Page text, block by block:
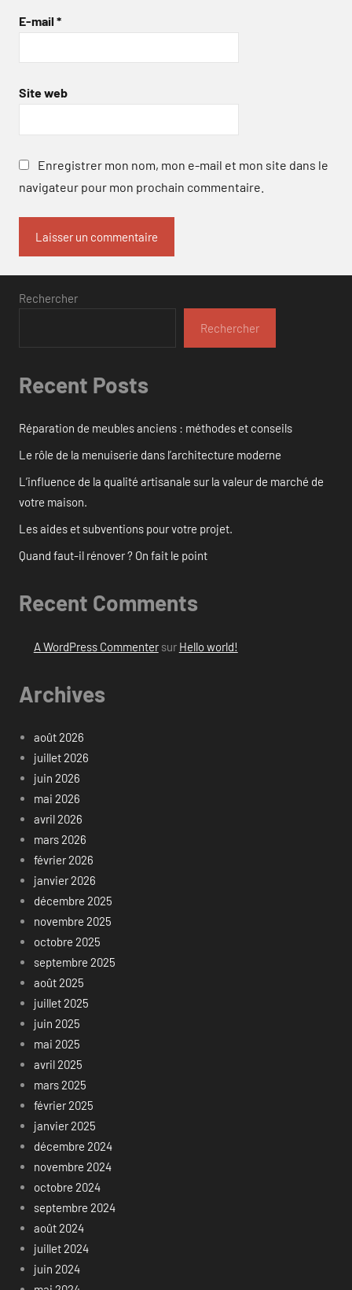
E-mail *
Site web
Enregistrer mon nom, mon e-mail et mon site dans le
navigateur pour mon prochain commentaire.
Rechercher
Rechercher
Recent Posts
Réparation de meubles anciens : méthodes et conseils
Le rôle de la menuiserie dans l’architecture moderne
L’influence de la qualité artisanale sur la valeur de marché de
votre maison.
Les aides et subventions pour votre projet.
Quand faut-il rénover ? On fait le point
Recent Comments
A WordPress Commentersur Hello world!
Archives
août 2026
juillet 2026
juin 2026
mai 2026
avril 2026
mars 2026
février 2026
janvier 2026
décembre 2025
novembre 2025
octobre 2025
septembre 2025
août 2025
juillet 2025
juin 2025
mai 2025
avril 2025
mars 2025
février 2025
janvier 2025
décembre 2024
novembre 2024
octobre 2024
septembre 2024
août 2024
juillet 2024
juin 2024